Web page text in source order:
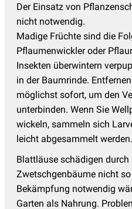
Der Einsatz von
nicht notwendig.
Madige Früchte sind die
Pflaumenwickler oder
Insekten überwintern
in der Baumrinde.
möglichst sofort, um den
unterbinden. Wenn Sie
wickeln, sammeln sich
leicht abgesammelt werden.
Blattläuse schädigen
Zwetschgenbäume nicht
Bekämpfung notwendig
Garten als Nahrung.